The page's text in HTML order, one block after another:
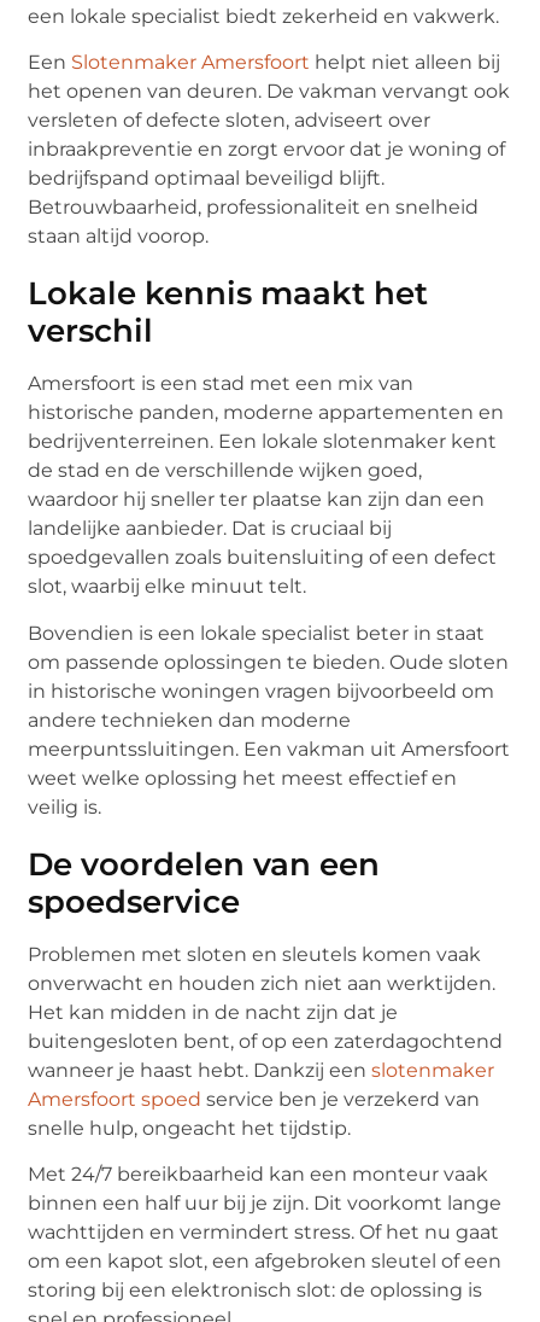
een lokale specialist biedt zekerheid en vakwerk.
Een Slotenmaker Amersfoort helpt niet alleen bij
het openen van deuren. De vakman vervangt ook
versleten of defecte sloten, adviseert over
inbraakpreventie en zorgt ervoor dat je woning of
bedrijfspand optimaal beveiligd blijft.
Betrouwbaarheid, professionaliteit en snelheid
staan altijd voorop.
Lokale kennis maakt het
verschil
Amersfoort is een stad met een mix van
historische panden, moderne appartementen en
bedrijventerreinen. Een lokale slotenmaker kent
de stad en de verschillende wijken goed,
waardoor hij sneller ter plaatse kan zijn dan een
landelijke aanbieder. Dat is cruciaal bij
spoedgevallen zoals buitensluiting of een defect
slot, waarbij elke minuut telt.
Bovendien is een lokale specialist beter in staat
om passende oplossingen te bieden. Oude sloten
in historische woningen vragen bijvoorbeeld om
andere technieken dan moderne
meerpuntssluitingen. Een vakman uit Amersfoort
weet welke oplossing het meest effectief en
veilig is.
De voordelen van een
spoedservice
Problemen met sloten en sleutels komen vaak
onverwacht en houden zich niet aan werktijden.
Het kan midden in de nacht zijn dat je
buitengesloten bent, of op een zaterdagochtend
wanneer je haast hebt. Dankzij eenslotenmaker
Amersfoort spoed service ben je verzekerd van
snelle hulp, ongeacht het tijdstip.
Met 24/7 bereikbaarheid kan een monteur vaak
binnen een half uur bij je zijn. Dit voorkomt lange
wachttijden en vermindert stress. Of het nu gaat
om een kapot slot, een afgebroken sleutel of een
storing bij een elektronisch slot: de oplossing is